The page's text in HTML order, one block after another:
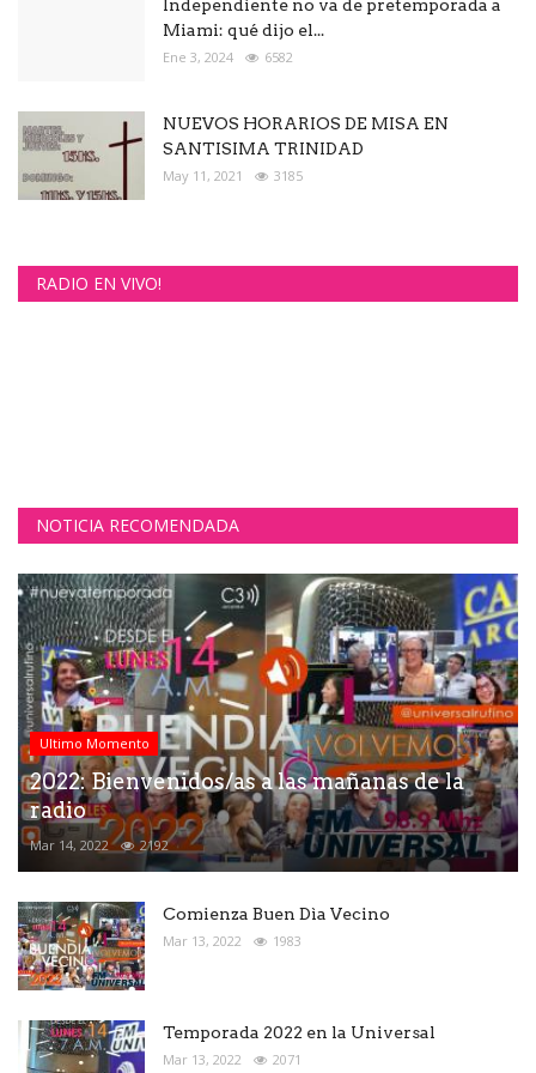
Independiente no va de pretemporada a
Miami: qué dijo el...
Ene 3, 2024 6582
NUEVOS HORARIOS DE MISA EN
SANTISIMA TRINIDAD
May 11, 2021 3185
RADIO EN VIVO!
NOTICIA RECOMENDADA
Ultimo Momento
2022: Bienvenidos/as a las mañanas de la
radio
Mar 14, 2022 2192
Comienza Buen Dìa Vecino
Mar 13, 2022 1983
Temporada 2022 en la Universal
Mar 13, 2022 2071